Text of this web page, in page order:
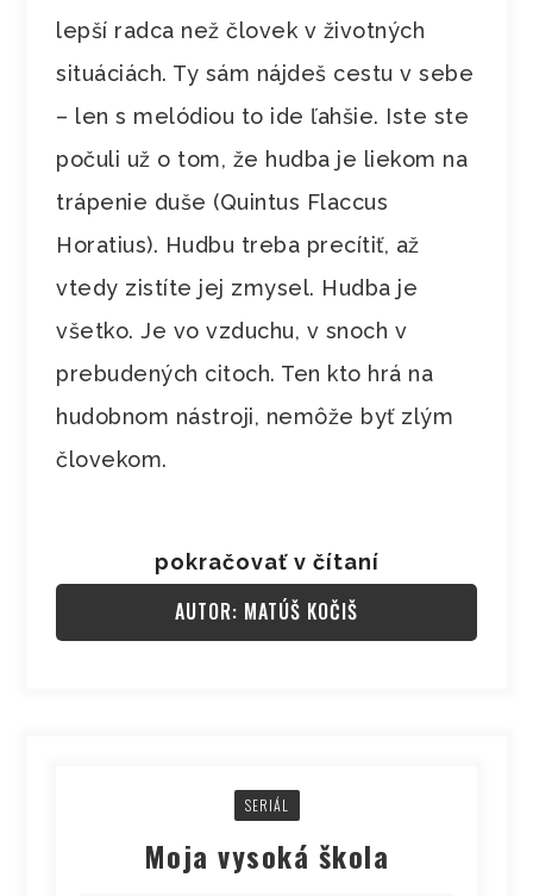
lepší radca než človek v životných
situáciách. Ty sám nájdeš cestu v sebe
– len s melódiou to ide ľahšie. Iste ste
počuli už o tom, že hudba je liekom na
trápenie duše (Quintus Flaccus
Horatius). Hudbu treba precítiť, až
vtedy zistíte jej zmysel. Hudba je
všetko. Je vo vzduchu, v snoch v
prebudených citoch. Ten kto hrá na
hudobnom nástroji, nemôže byť zlým
človekom.
pokračovať v čítaní
AUTOR: MATÚŠ KOČIŠ
SERIÁL
Moja vysoká škola